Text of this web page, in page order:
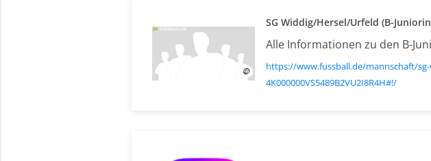
SG Widdig/Hersel/Urfeld (B-
Alle Informationen zu den B-
https://www.fussball.de/mannschaft/
4K000000VS5489B2VU2I8R4H#!/